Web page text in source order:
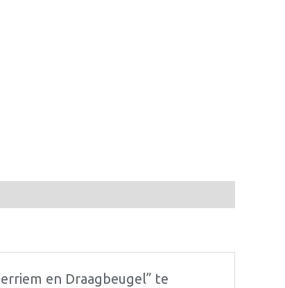
en Draagbeugel” te